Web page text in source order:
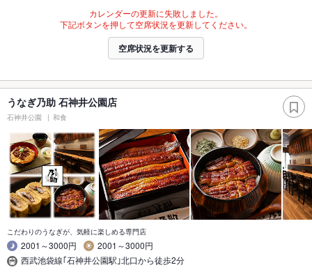
カレンダーの更新に失敗しました。
下記ボタンを押して空席状況を更新してください。
空席状況を更新する
うなぎ乃助 石神井公園店
石神井公園 和食
こだわりのうなぎが、気軽に楽しめる専門店
2001～3000円
2001～3000円
西武池袋線｢石神井公園駅｣北口から徒歩2分